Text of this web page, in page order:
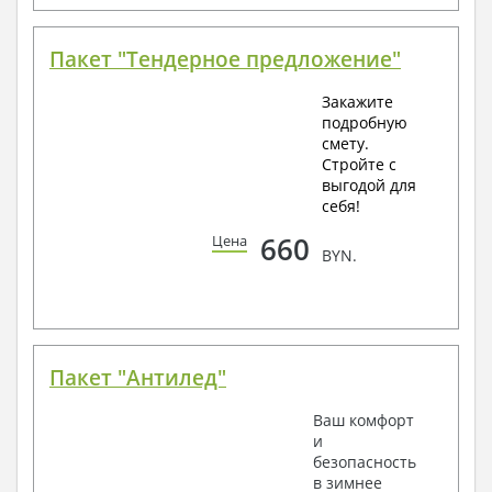
Пакет "Тендерное предложение"
Закажите
подробную
смету.
Стройте с
выгодой для
себя!
Цена 660 BYN.
Пакет "Антилед"
Ваш комфорт
и
безопасность
в зимнее